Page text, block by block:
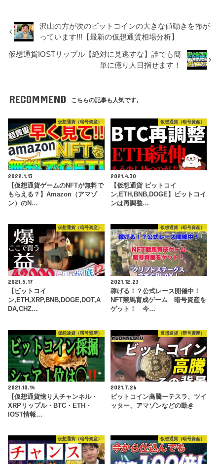
沢山の方が次のビットコインの大きな値動きを怖が
っています!!!【最新の仮想通貨相場分析】
仮想通貨IOSTリップル【絶対に見逃すな】誰でも簡
単に億り人目指せます！
RECOMMEND こちらの記事も人気です。
仮想通貨（暗号資産）
2022.1.13
【仮想通貨ゲームのNFTが無料で
もらえる？】Amazon（アマゾ
ン）のN…
仮想通貨（暗号資産）
2021.4.30
【仮想通貨 ビットコイ
ン,ETH,BNB,DOGE】ビットコイ
ンは再調整…
仮想通貨（暗号資産）
2021.5.17
【ビットコイ
ン,ETH,XRP,BNB,DOGE,DOT,A
DA,CHZ…
仮想通貨（暗号資産）
2021.12.23
稼げる！？公式レース開催中！
NFT競馬育成ゲーム 暗号資産を
ゲット！ 今…
仮想通貨（暗号資産）
2021.10.14
【仮想通貨憶り人チャンネル・
XRPリップル・BTC・ETH・
IOST情報…
仮想通貨（暗号資産）
2021.7.26
ビットコイン高騰ーテスラ、ツイ
ッター、アマゾンなどの動き
仮想通貨（暗号資産） 仮想通貨（暗号資産）